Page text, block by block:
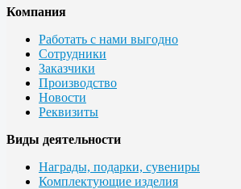
Компания
Работать с нами выгодно
Сотрудники
Заказчики
Производство
Новости
Реквизиты
Виды деятельности
Награды, подарки, сувениры
Комплектующие изделия